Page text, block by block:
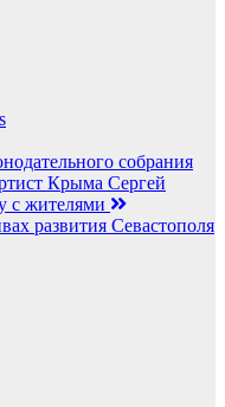
собрания
Крыма Сергей
с жителями
развития Севастополя